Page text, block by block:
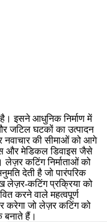
है। इसने आधुनिक निर्माण में
जटिल घटकों का उत्पादन
की सीमाओं को आगे
और मेडिकल डिवाइस जैसे
लेज़र कटिंग निर्माताओं को
देती है जो पारंपरिक
लेज़र-कटिंग प्रक्रिया को
करने वाले महत्वपूर्ण
करेगा जो लेज़र कटिंग को
बनाते हैं।